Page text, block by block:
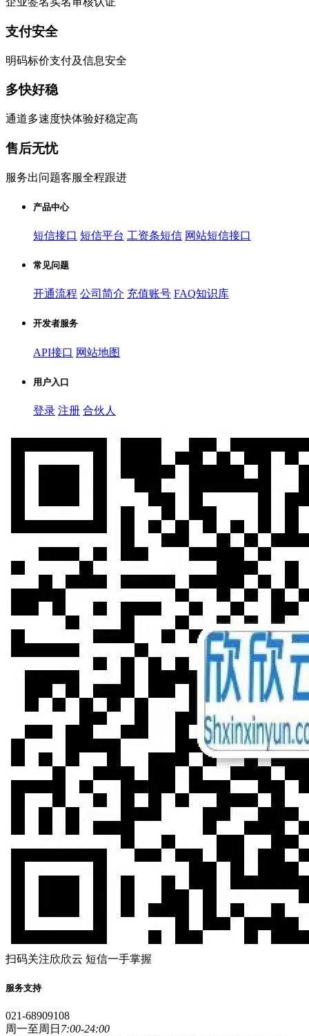
支付安全
明码标价支付及信息安全
多快好稳
通道多速度快体验好稳定高
售后无忧
服务出问题客服全程跟进
产品中心
短信接口 短信平台 工资条短信 网站短信接口
常见问题
开通流程 公司简介 充值账号 FAQ知识库
开发者服务
API接口 网站地图
用户入口
登录 注册 合伙人
扫码关注欣欣云 短信一手掌握
服务支持
021-68909108
周一至周日 7:00-24:00